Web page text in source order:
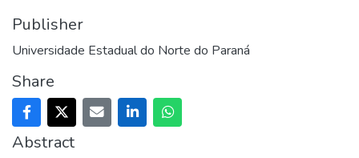
Publisher
Universidade Estadual do Norte do Paraná
Share
Abstract